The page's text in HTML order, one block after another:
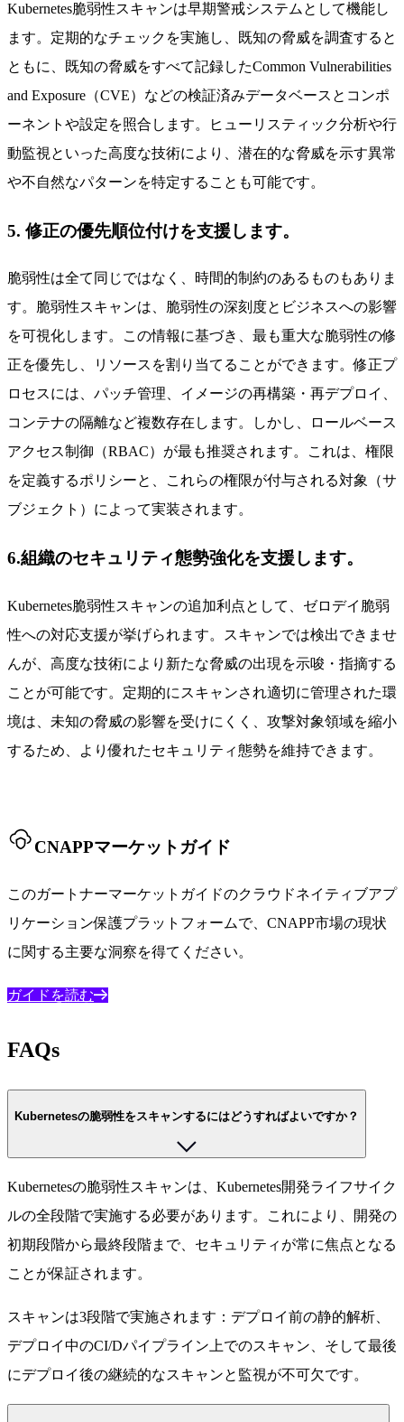
Kubernetes脆弱性スキャンは早期警戒システムとして機能し
ます。定期的なチェックを実施し、既知の脅威を調査すると
ともに、既知の脅威をすべて記録したCommon Vulnerabilities
and Exposure（CVE）などの検証済みデータベースとコンポ
ーネントや設定を照合します。ヒューリスティック分析や行
動監視といった高度な技術により、潜在的な脅威を示す異常
や不自然なパターンを特定することも可能です。
5. 修正の優先順位付けを支援します。
脆弱性は全て同じではなく、時間的制約のあるものもありま
す。脆弱性スキャンは、脆弱性の深刻度とビジネスへの影響
を可視化します。この情報に基づき、最も重大な脆弱性の修
正を優先し、リソースを割り当てることができます。修正プ
ロセスには、パッチ管理、イメージの再構築・再デプロイ、
コンテナの隔離など複数存在します。しかし、ロールベース
アクセス制御（RBAC）が最も推奨されます。これは、権限
を定義するポリシーと、これらの権限が付与される対象（サ
ブジェクト）によって実装されます。
6.組織のセキュリティ態勢強化を支援します。
Kubernetes脆弱性スキャンの追加利点として、ゼロデイ脆弱
性への対応支援が挙げられます。スキャンでは検出できませ
んが、高度な技術により新たな脅威の出現を示唆・指摘する
ことが可能です。定期的にスキャンされ適切に管理された環
境は、未知の脅威の影響を受けにくく、攻撃対象領域を縮小
するため、より優れたセキュリティ態勢を維持できます。
CNAPPマーケットガイド
このガートナーマーケットガイドのクラウドネイティブアプ
リケーション保護プラットフォームで、CNAPP市場の現状
に関する主要な洞察を得てください。
ガイドを読む
FAQs
Kubernetesの脆弱性をスキャンするにはどうすればよいですか？
Kubernetesの脆弱性スキャンは、Kubernetes開発ライフサイク
ルの全段階で実施する必要があります。これにより、開発の
初期段階から最終段階まで、セキュリティが常に焦点となる
ことが保証されます。
スキャンは3段階で実施されます：デプロイ前の静的解析、
デプロイ中のCI/Dパイプライン上でのスキャン、そして最後
にデプロイ後の継続的なスキャンと監視が不可欠です。